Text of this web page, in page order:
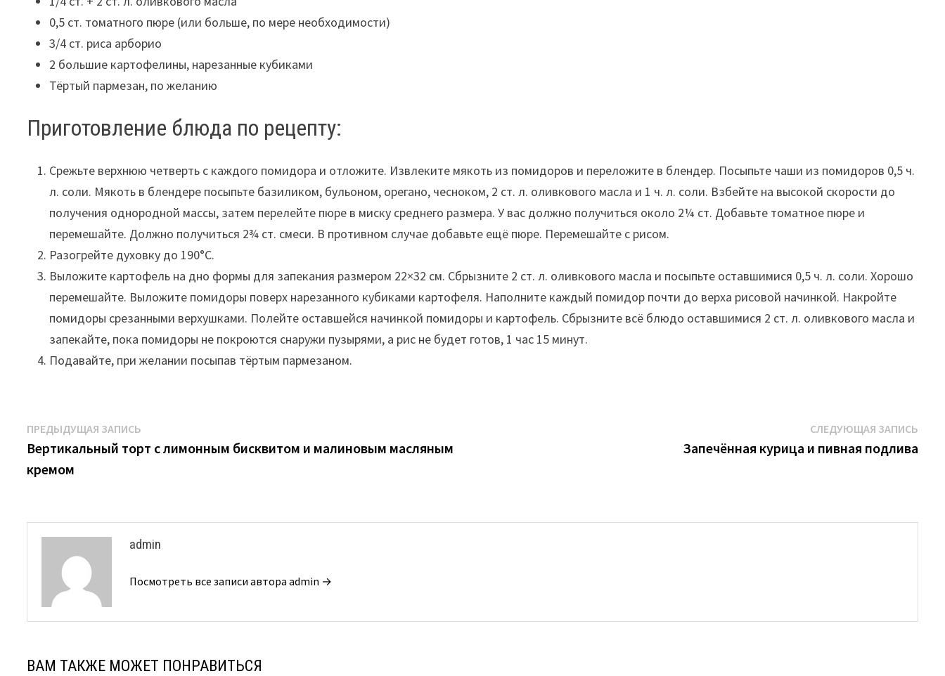
0,5 ст. томатного пюре (или больше, по мере необходимости)
3/4 ст. риса арборио
2 большие картофелины, нарезанные кубиками
Тёртый пармезан, по желанию
Приготовление блюда по рецепту:
Срежьте верхнюю четверть с каждого помидора и отложите. Извлеките мякоть из помидоров и переложите в блендер. Посыпьте чаши из помидоров 0,5 ч.
л. соли. Мякоть в блендере посыпьте базиликом, бульоном, орегано, чесноком, 2 ст. л. оливкового масла и 1 ч. л. соли. Взбейте на высокой скорости до
получения однородной массы, затем перелейте пюре в миску среднего размера. У вас должно получиться около 2¼ ст. Добавьте томатное пюре и
перемешайте. Должно получиться 2¾ ст. смеси. В противном случае добавьте ещё пюре. Перемешайте с рисом.
Разогрейте духовку до 190°С.
Выложите картофель на дно формы для запекания размером 22×32 см. Сбрызните 2 ст. л. оливкового масла и посыпьте оставшимися 0,5 ч. л. соли. Хорошо
перемешайте. Выложите помидоры поверх нарезанного кубиками картофеля. Наполните каждый помидор почти до верха рисовой начинкой. Накройте
помидоры срезанными верхушками. Полейте оставшейся начинкой помидоры и картофель. Сбрызните всё блюдо оставшимися 2 ст. л. оливкового масла и
запекайте, пока помидоры не покроются снаружи пузырями, а рис не будет готов, 1 час 15 минут.
Подавайте, при желании посыпав тёртым пармезаном.
Навигация
по
записям
ПРЕДЫДУЩАЯ ЗАПИСЬ
запись:
Вертикальный торт с лимонным бисквитом и малиновым масляным
кремом
СЛЕДУЮЩАЯ ЗАПИСЬ
Запечённая курица и пивная подлива
admin
Посмотреть все записи автора admin →
ВАМ ТАКЖЕ МОЖЕТ ПОНРАВИТЬСЯ